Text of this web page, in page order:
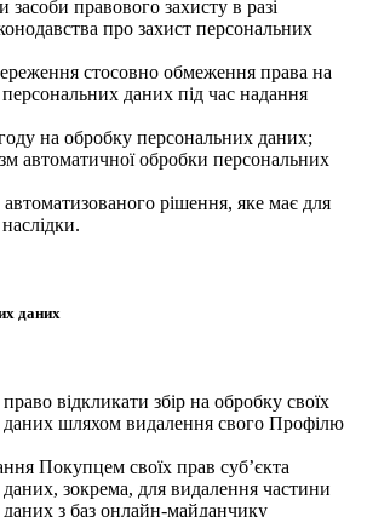
засоби правового захисту в разі
про захист персональних
стосовно обмеження права на
даних під час надання
на обробку персональних даних;
автоматичної обробки персональних
автоматизованого рішення, яке має для
даних
відкликати збір на обробку своїх
даних шляхом видалення свого Профілю
Покупцем своїх прав суб’єкта
зокрема, для видалення частини
з баз онлайн-майданчику